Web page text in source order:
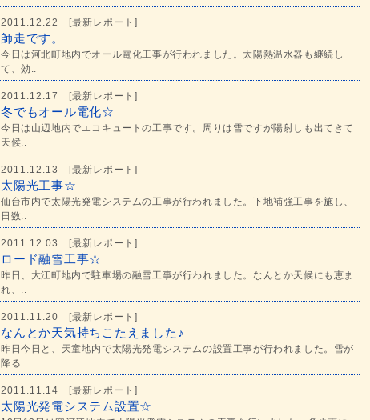
2011.12.22 [最新レポート ]
師走です。
今日は河北町地内でオール電化工事が行われました。太陽熱温水器も継続し
て、効..
2011.12.17 [最新レポート ]
冬でもオール電化☆
今日は山辺地内でエコキュートの工事です。周りは雪ですが陽射しも出てきて
天候..
2011.12.13 [最新レポート ]
太陽光工事☆
仙台市内で太陽光発電システムの工事が行われました。下地補強工事を施し、
日数..
2011.12.03 [最新レポート ]
ロード融雪工事☆
昨日、大江町地内で駐車場の融雪工事が行われました。なんとか天候にも恵ま
れ、..
2011.11.20 [最新レポート ]
なんとか天気持ちこたえました♪
昨日今日と、天童地内で太陽光発電システムの設置工事が行われました。雪が
降る..
2011.11.14 [最新レポート ]
太陽光発電システム設置☆